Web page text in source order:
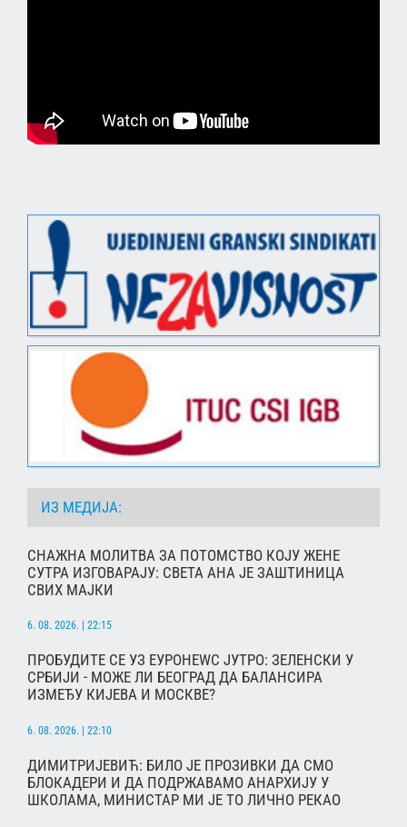
ИЗ МЕДИЈА:
СНАЖНА МОЛИТВА ЗА ПОТОМСТВО КОЈУ ЖЕНЕ
СУТРА ИЗГОВАРАЈУ: СВЕТА АНА ЈЕ ЗАШТИНИЦА
СВИХ МАЈКИ
6. 08. 2026. | 22:15
ПРОБУДИТЕ СЕ УЗ ЕУРОНЕWС ЈУТРО: ЗЕЛЕНСКИ У
СРБИЈИ - МОЖЕ ЛИ БЕОГРАД ДА БАЛАНСИРА
ИЗМЕЂУ КИЈЕВА И МОСКВЕ?
6. 08. 2026. | 22:10
ДИМИТРИЈЕВИЋ: БИЛО ЈЕ ПРОЗИВКИ ДА СМО
БЛОКАДЕРИ И ДА ПОДРЖАВАМО АНАРХИЈУ У
ШКОЛАМА, МИНИСТАР МИ ЈЕ ТО ЛИЧНО РЕКАО